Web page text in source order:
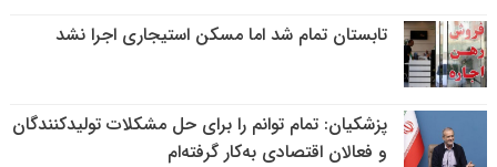
تابستان تمام شد اما مسکن استیجاری اجرا نشد
پزشکیان: تمام توانم را برای حل مشکلات تولیدکنندگان
و فعالان اقتصادی به‌کار گرفته‌ام